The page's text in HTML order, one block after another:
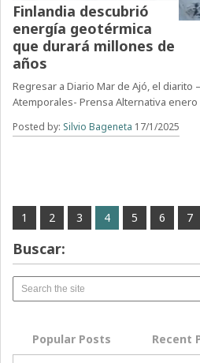
Finlandia descubrió
energía geotérmica
que durará millones de
años
Regresar a Diario Mar de Ajó, el diarito
Atemporales- Prensa Alternativa enero
Posted by: Silvio Bageneta 17/1/2025
1 2 3 4 5 6 7
Buscar:
Popular Posts Recent